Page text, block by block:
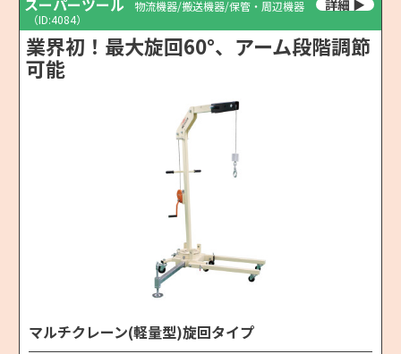
スーパーツール
物流機器/搬送機器/保管・周辺機器
（ID:4084）
業界初！最大旋回60°、アーム段階調節
可能
マルチクレーン(軽量型)旋回タイプ